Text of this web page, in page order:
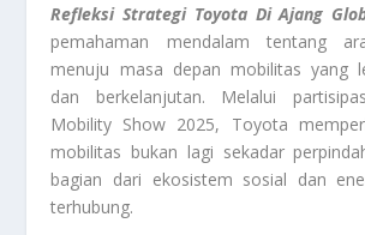
Refleksi Strategi Toyota Di Ajang
pemahaman mendalam tentang
menuju masa depan mobilitas yang
dan berkelanjutan. Melalui
Mobility Show 2025, Toyota
mobilitas bukan lagi sekadar
bagian dari ekosistem sosial dan
terhubung.